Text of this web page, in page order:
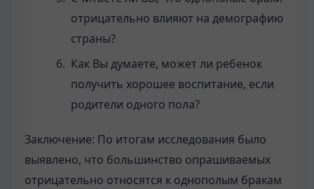
отрицательно влияют на демографию
страны?
Как Вы думаете, может ли ребенок
получить хорошее воспитание, если
родители одного пола?
Заключение: По итогам исследования было
выявлено, что большинство опрашиваемых
отрицательно относятся к однополым бракам